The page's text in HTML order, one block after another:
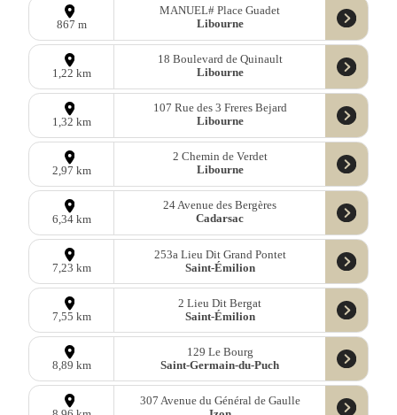
867 m
MANUEL# Place Guadet
Libourne
1,22 km
18 Boulevard de Quinault
Libourne
1,32 km
107 Rue des 3 Freres Bejard
Libourne
2,97 km
2 Chemin de Verdet
Libourne
6,34 km
24 Avenue des Bergères
Cadarsac
7,23 km
253a Lieu Dit Grand Pontet
Saint-Émilion
7,55 km
2 Lieu Dit Bergat
Saint-Émilion
8,89 km
129 Le Bourg
Saint-Germain-du-Puch
307 Avenue du Général de Gaulle